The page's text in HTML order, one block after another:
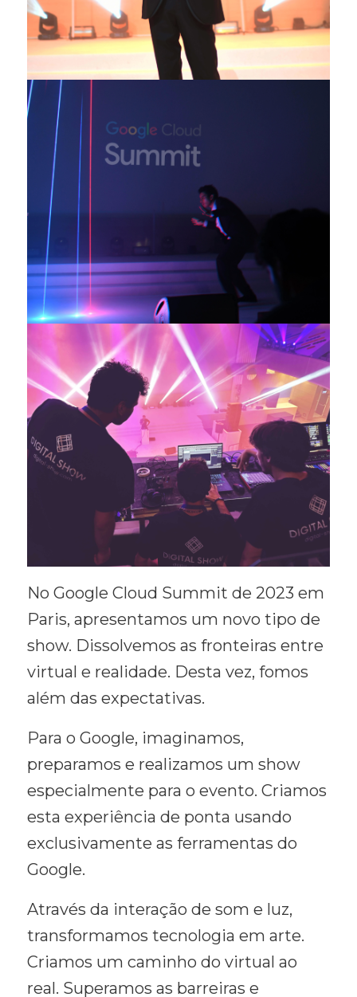
No Google Cloud Summit de 2023 em
Paris, apresentamos um novo tipo de
show. Dissolvemos as fronteiras entre
virtual e realidade. Desta vez, fomos
além das expectativas.
Para o Google, imaginamos,
preparamos e realizamos um show
especialmente para o evento. Criamos
esta experiência de ponta usando
exclusivamente as ferramentas do
Google.
Através da interação de som e luz,
transformamos tecnologia em arte.
Criamos um caminho do virtual ao
real. Superamos as barreiras e